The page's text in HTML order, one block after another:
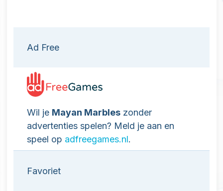
Ad Free
Wil je Mayan Marbles zonder
advertenties spelen? Meld je aan en
speel op adfreegames.nl.
Favoriet